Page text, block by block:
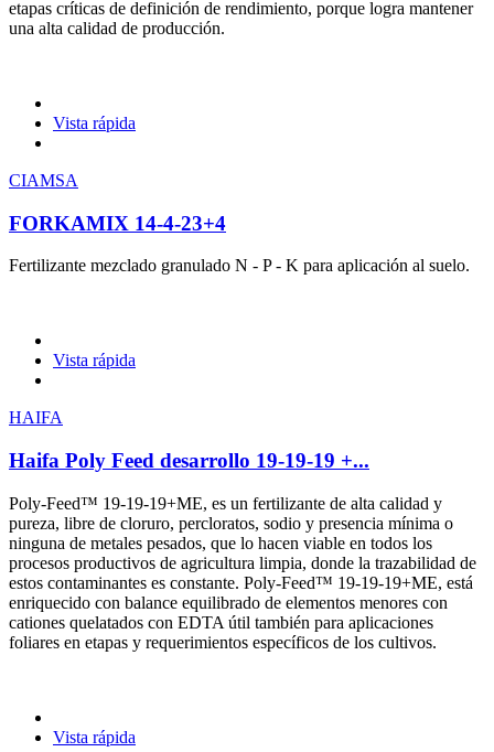
etapas críticas de definición de rendimiento, porque logra mantener
una alta calidad de producción.
Vista rápida
CIAMSA
FORKAMIX 14-4-23+4
Fertilizante mezclado granulado N - P - K para aplicación al suelo.
Vista rápida
HAIFA
Haifa Poly Feed desarrollo 19-19-19 +...
Poly-Feed™ 19-19-19+ME, es un fertilizante de alta calidad y
pureza, libre de cloruro, percloratos, sodio y presencia mínima o
ninguna de metales pesados, que lo hacen viable en todos los
procesos productivos de agricultura limpia, donde la trazabilidad de
estos contaminantes es constante. Poly-Feed™ 19-19-19+ME, está
enriquecido con balance equilibrado de elementos menores con
cationes quelatados con EDTA útil también para aplicaciones
foliares en etapas y requerimientos específicos de los cultivos.
Vista rápida